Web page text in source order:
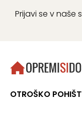
Prijavi se v
OTROŠKO